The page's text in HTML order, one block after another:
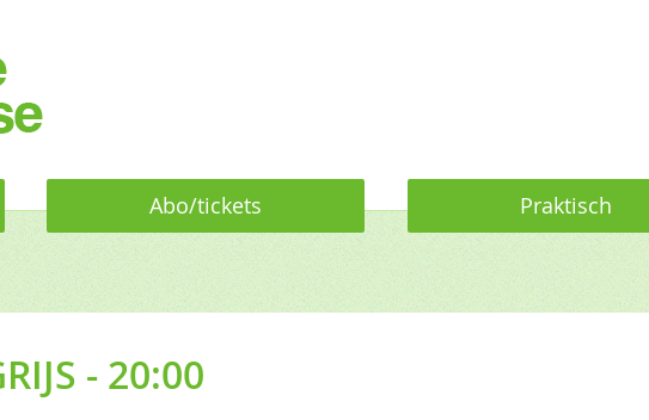
Abo/tickets Praktisch
- 20:00